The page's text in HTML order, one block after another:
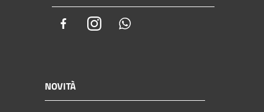
FacebookInstagram
NOVITÀ